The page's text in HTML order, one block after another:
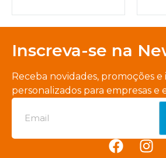
Inscreva-se na
Receba novidades, promoções e
personalizados para empresas e